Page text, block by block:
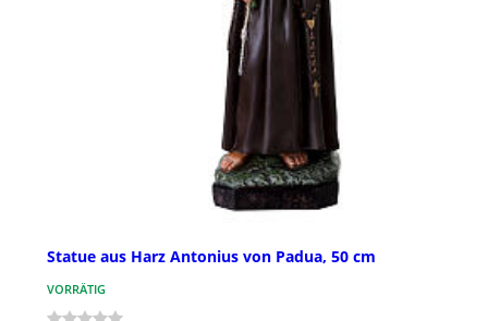
Statue aus Harz Antonius von Padua, 50 cm
VORRÄTIG